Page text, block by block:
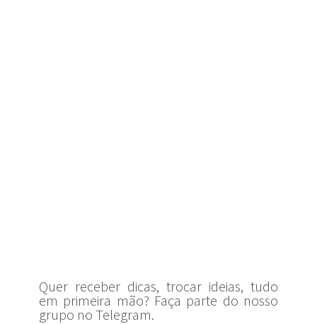
Quer receber dicas, trocar ideias, tudo
em primeira mão? Faça parte do nosso
grupo no Telegram.